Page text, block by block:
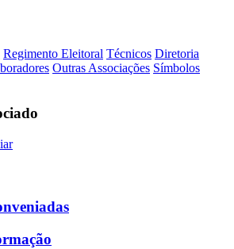
Regimento Eleitoral Técnicos Diretoria
Outras Associações Símbolos